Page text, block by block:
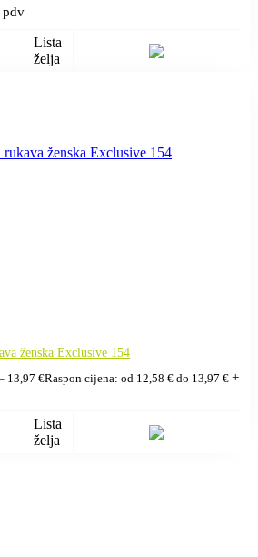
pdv
Lista
želja
ženska Exclusive 154
13,97 €Raspon cijena: od 12,58 € do 13,97 € +
Lista
želja